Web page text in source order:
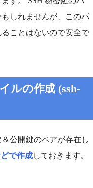
しれませんが、このパ
ことはないので安全で
ルの作成 (ssh-
公開鍵のペアが存在し
どで作成しておきます。